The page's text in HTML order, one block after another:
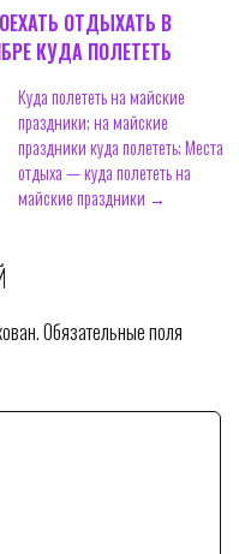
ОТДЫХАТЬ В
КУДА ПОЛЕТЕТЬ
Куда полететь на майские
праздники; на майские
праздники куда полететь; Места
отдыха — куда полететь на
майские праздники →
Обязательные поля